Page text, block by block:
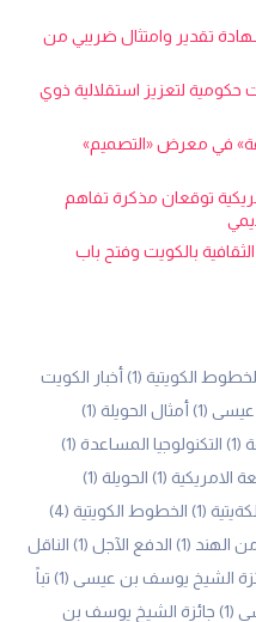
تقدير وامتثال ضريبي من
لتعزيز استقلالية ذوي
في معرض «التصميم»
توقعان مذكرة تفاهم
بالكويت وفتح باب
الكويتية (1)
أخبار الكويت
عيسى (1) أمثال الحويلة (1)
(1) التكنولوجيا المساعدة (1)
الامريكية (1) الحويلة (1)
(1) الخطوط الكويتية (4)
الهند (1) الدفع الآجل (1)
الناقل
الشيخ يوسف بن عيسى (1)
تباً
(1)
جائزة الشيخ يوسف بن